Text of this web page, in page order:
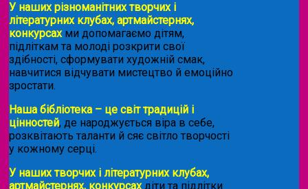
У наших різноманітних творчих і
літературних клубах, артмайстернях,
конкурсахми допомагаємо дітям,
підліткам та молоді розкрити свої
здібності, сформувати художній смак,
навчитися відчувати мистецтво й емоційно
зростати.
Наша бібліотека – це світ традицій і
цінностей, де народжується віра в себе,
розквітають таланти й сяє світло творчості
у кожному серці.
У наших творчих і літературних клубах,
артмайстернях, конкурсахдіти та підлітки